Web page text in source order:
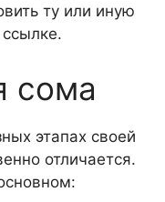
ту или иную
сома
этапах своей
отличается.